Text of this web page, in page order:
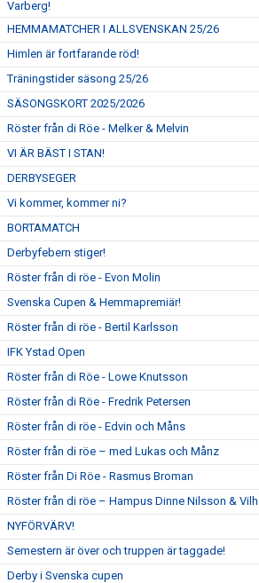
Varberg!
HEMMAMATCHER I ALLSVENSKAN 25/26
Himlen är fortfarande röd!
Träningstider säsong 25/26
SÄSONGSKORT 2025/2026
Röster från di Röe - Melker & Melvin
VI ÄR BÄST I STAN!
DERBYSEGER
Vi kommer, kommer ni?
BORTAMATCH
Derbyfebern stiger!
Röster från di röe - Evon Molin
Svenska Cupen & Hemmapremiär!
Röster från di röe - Bertil Karlsson
IFK Ystad Open
Röster från di Röe - Lowe Knutsson
Röster från di Röe - Fredrik Petersen
Röster från di röe - Edvin och Måns
Röster från di röe – med Lukas och Månz
Röster från Di Röe - Rasmus Broman
Röster från di röe – Hampus Dinne Nilsson &
NYFÖRVÄRV!
Semestern är över och truppen är taggade!
Derby i Svenska cupen